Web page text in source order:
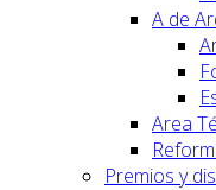
A de
Area
Premios y